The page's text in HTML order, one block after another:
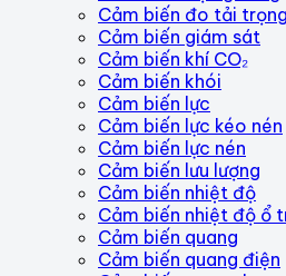
Cảm biến đo tải trọng
Cảm biến giám sát
Cảm biến khí CO₂
Cảm biến khói
Cảm biến lực
Cảm biến lực kéo nén
Cảm biến lực nén
Cảm biến lưu lượng
Cảm biến nhiệt độ
Cảm biến nhiệt độ ổ
Cảm biến quang
Cảm biến quang điện